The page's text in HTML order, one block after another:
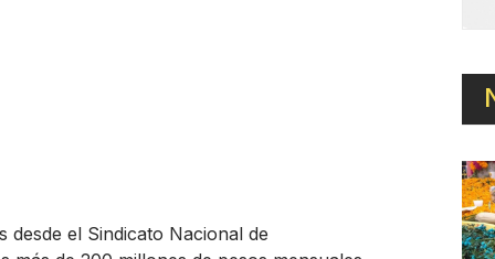
desde el Sindicato Nacional de